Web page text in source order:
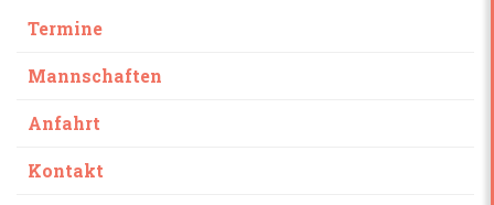
Termine
Mannschaften
Anfahrt
Kontakt